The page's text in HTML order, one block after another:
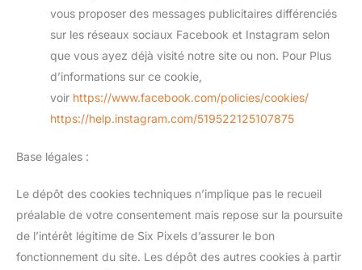
vous proposer des messages publicitaires différenciés
sur les réseaux sociaux Facebook et Instagram selon
que vous ayez déjà visité notre site ou non. Pour Plus
d’informations sur ce cookie,
voir https://www.facebook.com/policies/cookies/
https://help.instagram.com/519522125107875
Base légales :
Le dépôt des cookies techniques n’implique pas le recueil
préalable de votre consentement mais repose sur la poursuite
de l’intérêt légitime de Six Pixels d’assurer le bon
fonctionnement du site. Les dépôt des autres cookies à partir